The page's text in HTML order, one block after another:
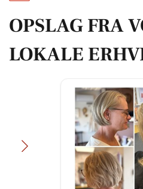
OPSLAG FRA
LOKALE